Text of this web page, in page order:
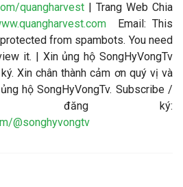
quangharvest | Trang Web Chia
Email: This
from spambots. You need
it. | Xin ủng hộ SongHyVongTv
Xin chân thành cảm ơn quý vị và
hộ SongHyVongTv. Subscribe /
đăng ký:
@songhyvongtv